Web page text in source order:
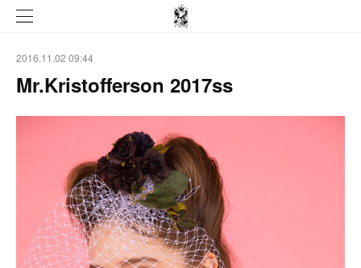
2016.11.02 09:44
Mr.Kristofferson 2017ss